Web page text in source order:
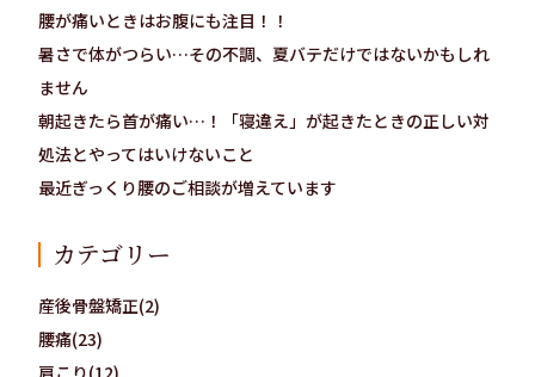
腰が痛いときはお腹にも注目！！
暑さで体がつらい…その不調、夏バテだけではないかもしれ
ません
朝起きたら首が痛い…！「寝違え」が起きたときの正しい対
処法とやってはいけないこと
最近ぎっくり腰のご相談が増えています
カテゴリー
産後骨盤矯正(2)
腰痛(23)
肩こり(12)